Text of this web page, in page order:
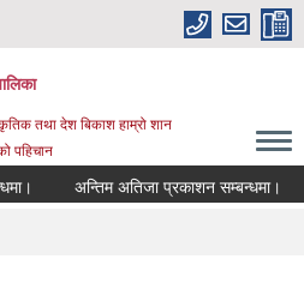
तथा देश बिकाश हाम्रो शान
पहिचान
अन्तिम अतिजा प्रकाशन सम्बन्धमा।